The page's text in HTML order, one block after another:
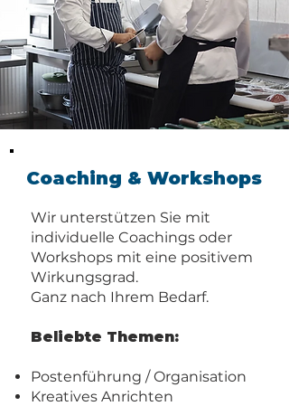
Coaching & Workshops
Wir unterstützen Sie mit
individuelle Coachings oder
Workshops mit eine positivem
Wirkungsgrad.
Ganz nach Ihrem Bedarf.
Beliebte Themen:
Postenführung / Organisation
Kreatives Anrichten